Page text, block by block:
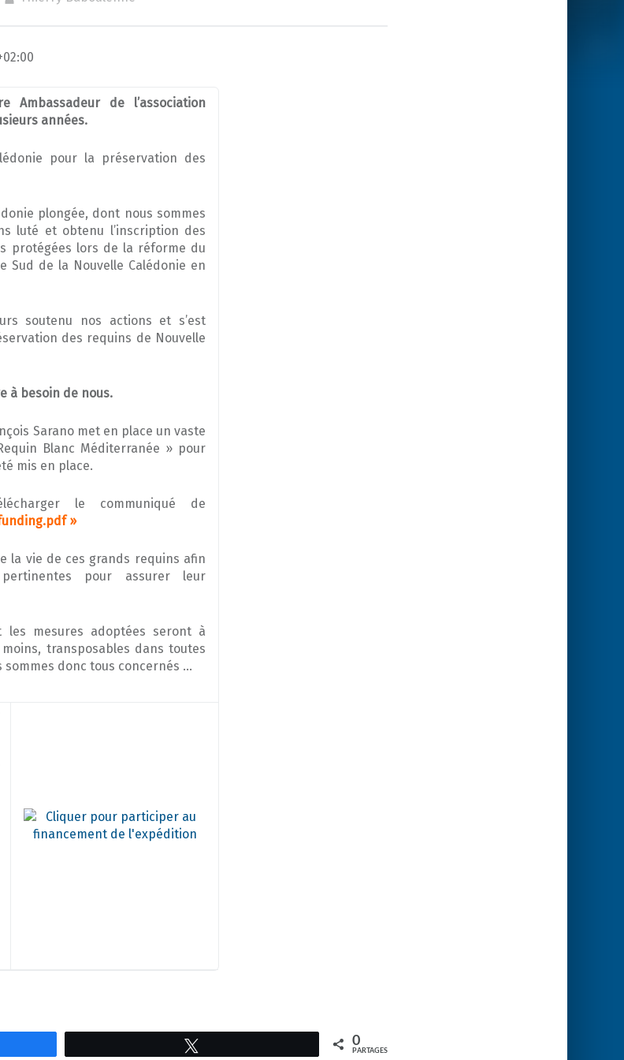
Ambassadeur de l’association
années.
pour la préservation des
plongée, dont nous sommes
luté et obtenu l’inscription des
protégées lors de la réforme du
Sud de la Nouvelle Calédonie en
soutenu nos actions et s’est
des requins de Nouvelle
à besoin de nous.
Sarano met en place un vaste
Blanc Méditerranée » pour
mis en place.
le communiqué de
»
la vie de ces grands requins afin
pour assurer leur
les mesures adoptées seront à
transposables dans toutes
donc tous concernés …
0
PARTAGES